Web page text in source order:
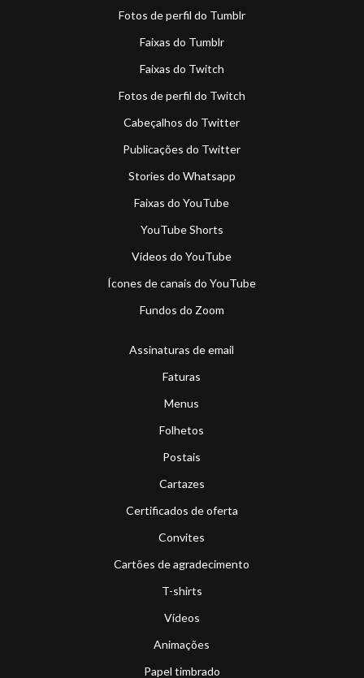
Fotos de perfil do Tumblr
Faixas do Tumblr
Faixas do Twitch
Fotos de perfil do Twitch
Cabeçalhos do Twitter
Publicações do Twitter
Stories do Whatsapp
Faixas do YouTube
YouTube Shorts
Vídeos do YouTube
Ícones de canais do YouTube
Fundos do Zoom
Assinaturas de email
Faturas
Menus
Folhetos
Postais
Cartazes
Certificados de oferta
Convites
Cartões de agradecimento
T-shirts
Vídeos
Animações
Papel timbrado